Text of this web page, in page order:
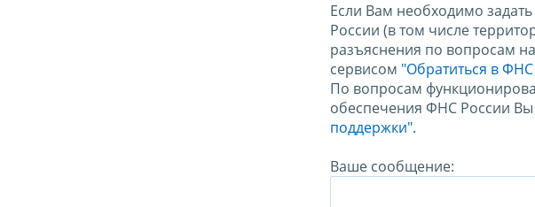
Если Вам необходимо
России (в том числе
разъяснения по вопросам
сервисом "Обратиться в
По вопросам
обеспечения ФНС России Вы
поддержки".
Ваше сообщение: